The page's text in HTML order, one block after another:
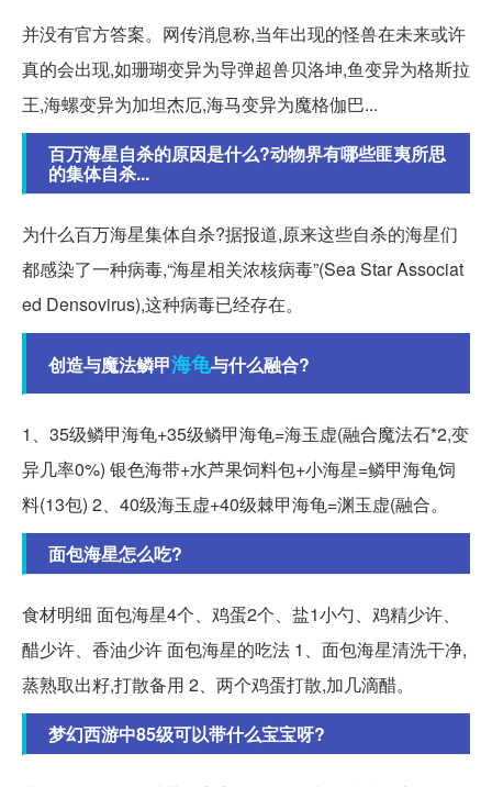
并没有官方答案。网传消息称,当年出现的怪兽在未来或许
真的会出现,如珊瑚变异为导弹超兽贝洛坤,鱼变异为格斯拉
王,海螺变异为加坦杰厄,海马变异为魔格伽巴...
百万海星自杀的原因是什么?动物界有哪些匪夷所思
的集体自杀...
为什么百万海星集体自杀?据报道,原来这些自杀的海星们
都感染了一种病毒,“海星相关浓核病毒”(Sea Star Associat
ed Densovirus),这种病毒已经存在。
创造与魔法鳞甲海龟与什么融合?
1、35级鳞甲海龟+35级鳞甲海龟=海玉虚(融合魔法石*2,变
异几率0%) 银色海带+水芦果饲料包+小海星=鳞甲海龟饲
料(13包) 2、40级海玉虚+40级棘甲海龟=渊玉虚(融合。
面包海星怎么吃?
食材明细 面包海星4个、鸡蛋2个、盐1小勺、鸡精少许、
醋少许、香油少许 面包海星的吃法 1、面包海星清洗干净,
蒸熟取出籽,打散备用 2、两个鸡蛋打散,加几滴醋。
梦幻西游中85级可以带什么宝宝呀?